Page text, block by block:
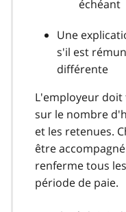
échéant
Une
s'il est
différente
L'employeur doit
sur le nombre
et les retenues.
être
renferme tous
période de paie.